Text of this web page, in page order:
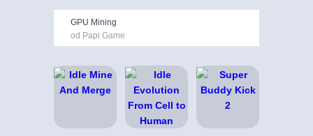
GPU Mining
od Papi Game